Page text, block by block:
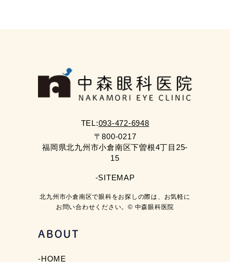
TEL:093-472-6948
〒800-0217
福岡県北九州市小倉南区下曽根4丁目25-
15
-SITEMAP
北九州市小倉南区で眼科をお探しの際は、お気軽に
お問い合わせください。© 中森眼科医院
ABOUT
-HOME